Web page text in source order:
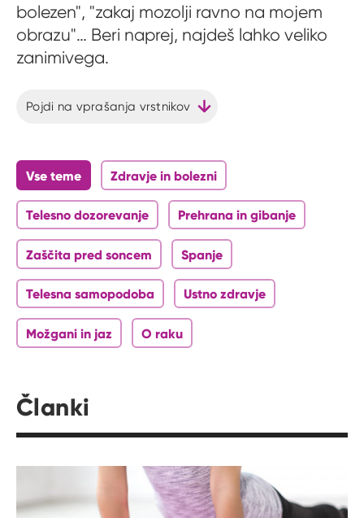
bolezen", "zakaj mozolji ravno na mojem
obrazu"… Beri naprej, najdeš lahko veliko
zanimivega.
Pojdi na vprašanja vrstnikov
Vse teme Zdravje in bolezni
Telesno dozorevanje Prehrana in gibanje
Zaščita pred soncem Spanje
Telesna samopodoba Ustno zdravje
Možgani in jaz O raku
Članki